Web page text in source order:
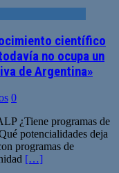
científico
no ocupa un
de Argentina»
0
¿Tiene programas de
potencialidades deja
programas de
[…]